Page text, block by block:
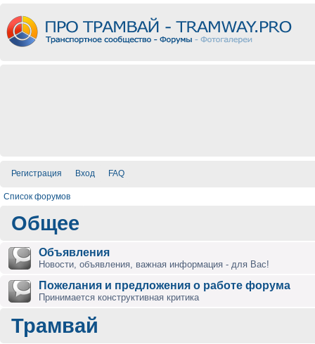
Регистрация Вход FAQ
Список форумов
Общее
Объявления
Новости, объявления, важная информация - для Вас!
Пожелания и предложения о работе форума
Принимается конструктивная критика
Трамвай